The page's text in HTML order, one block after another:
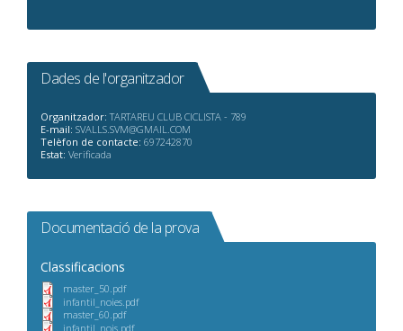
Dades de l'organitzador
Organitzador: TARTAREU CLUB CICLISTA - 789
E-mail: SVALLS.SVM@GMAIL.COM
Telèfon de contacte: 697242870
Estat: Verificada
Documentació de la prova
Classificacions
master_50.pdf
infantil_noies.pdf
master_60.pdf
infantil_nois.pdf